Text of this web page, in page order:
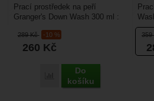
289Kč -10 %
260 Kč
Porovnat
Do
košíku
Prací prostředek na peří
Granger's Down Wash 300 ml :
oblečení a péřových...
359